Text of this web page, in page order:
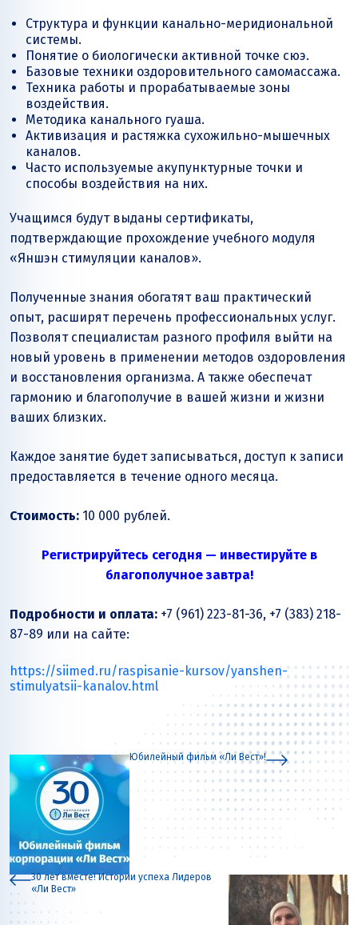
Структура и функции канально-меридиональной
системы.
Понятие о биологически активной точке сюэ.
Базовые техники оздоровительного самомассажа.
Техника работы и прорабатываемые зоны
воздействия.
Методика канального гуаша.
Активизация и растяжка сухожильно-мышечных
каналов.
Часто используемые акупунктурные точки и
способы воздействия на них.
Учащимся будут выданы сертификаты,
подтверждающие прохождение учебного модуля
«Яншэн стимуляции каналов».
Полученные знания обогатят ваш практический
опыт, расширят перечень профессиональных услуг.
Позволят специалистам разного профиля выйти на
новый уровень в применении методов оздоровления
и восстановления организма. А также обеспечат
гармонию и благополучие в вашей жизни и жизни
ваших близких.
Каждое занятие будет записываться, доступ к записи
предоставляется в течение одного месяца.
Стоимость: 10 000 рублей.
Регистрируйтесь сегодня — инвестируйте в
благополучное завтра!
Подробности и оплата: +7 (961) 223-81-36, +7 (383) 218-
87-89 или на сайте:
https://siimed.ru/raspisanie-kursov/yanshen-
stimulyatsii-kanalov.html
30 лет вместе! Истории успеха Лидеров
«Ли Вест»
Юбилейный фильм «Ли Вест»!